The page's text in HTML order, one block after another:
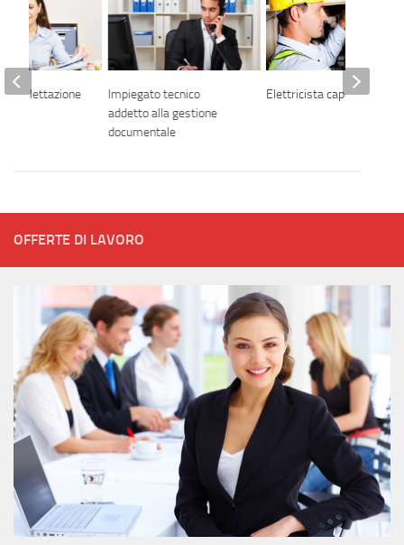
Impiegato tecnico
addetto alla gestione
documentale
Elettricista capocantiere
bollettazione
OFFERTE DI LAVORO